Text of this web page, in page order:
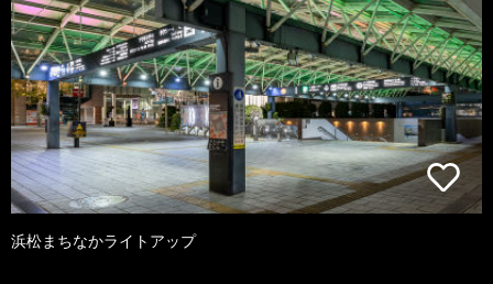
浜松まちなかライトアップ